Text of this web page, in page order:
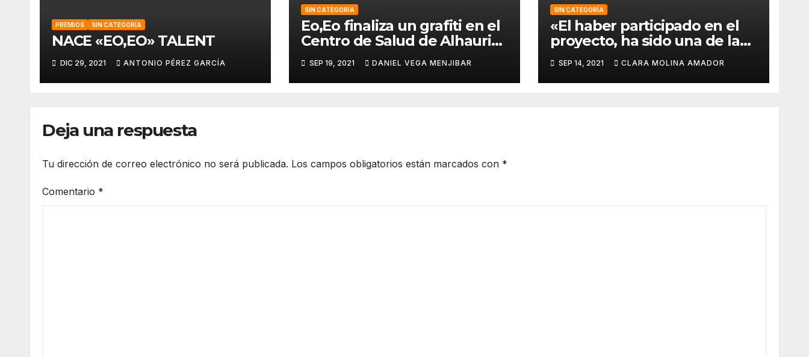
PREMIOS SIN CATEGORÍA
NACE «EO,EO» TALENT
DIC 29, 2021 ANTONIO PÉREZ GARCÍA
SIN CATEGORÍA
Eo,Eo finaliza un grafiti en el
Centro de Salud de Alhaurin
de la Torre.
SEP 19, 2021 DANIEL VEGA MENJIBAR
SIN CATEGORÍA
«El haber participado en el
proyecto, ha sido una de las
mejores experiencias que he
vivido, pues a pesar de la
barrera del idioma, he sido
SEP 14, 2021 CLARA MOLINA AMADOR
Deja una respuesta
Tu dirección de correo electrónico no será publicada. Los campos obligatorios están marcados con *
Comentario *